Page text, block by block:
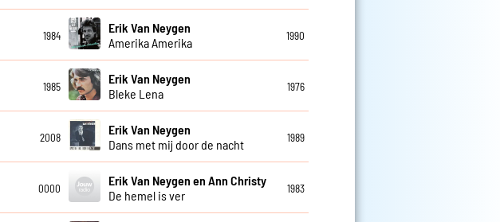
1984
Erik Van Neygen
Amerika Amerika
1990
1985
Erik Van Neygen
Bleke Lena
1976
2008
Erik Van Neygen
Dans met mij door de nacht
1989
0000
Erik Van Neygen en Ann Christy
De hemel is ver
1983